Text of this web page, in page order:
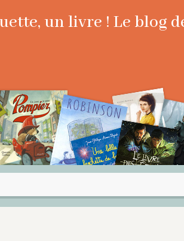
un livre ! Le blog